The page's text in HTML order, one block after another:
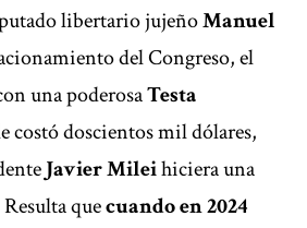
libertario jujeñoManuel
del Congreso, el
una poderosaTesta
costó doscientos mil dólares,
Javier Mileihiciera una
quecuando en 2024